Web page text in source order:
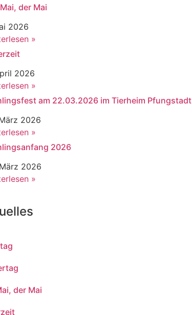
der Mai
2026
»
2026
»
am 22.03.2026 im Tierheim Pfungstadt
2026
»
2026
2026
»
der Mai